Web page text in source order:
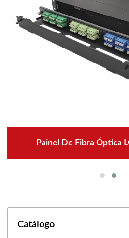
Painel De Fibra Óptica
Catálogo